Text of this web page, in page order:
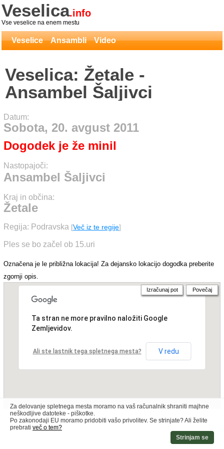
Veselica.info
Vse veselice na enem mestu
Veselice Ansambli Video
Veselica: Žetale -
Ansambel Šaljivci
Datum:
Sobota, 20. avgust 2011
Dogodek je že minil
Nastopajoči:
Ansambel Šaljivci
Kraj in občina:
Žetale
Regija: Podravska [Več iz te regije]
Ples se bo začel ob 15.uri
Označena je le približna lokacija! Za dejansko lokacijo dogodka preberite
zgornji opis.
Ta stran ne more pravilno naložiti Google
Zemljevidov.
Ali ste lastnik tega spletnega mesta? V redu
Izračunaj pot Povečaj
Za delovanje spletnega mesta moramo na vaš računalnik shraniti majhne
neškodljive datoteke - piškotke.
Po zakonodaji EU moramo pridobiti vašo privolitev. Se strinjate? Ali želite
prebrati več o tem?
Strinjam se